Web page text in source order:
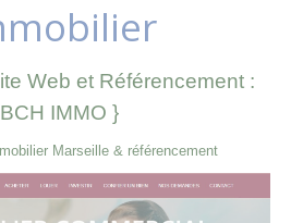
Web et Référencement :
BCH IMMO }
Marseille & référencement